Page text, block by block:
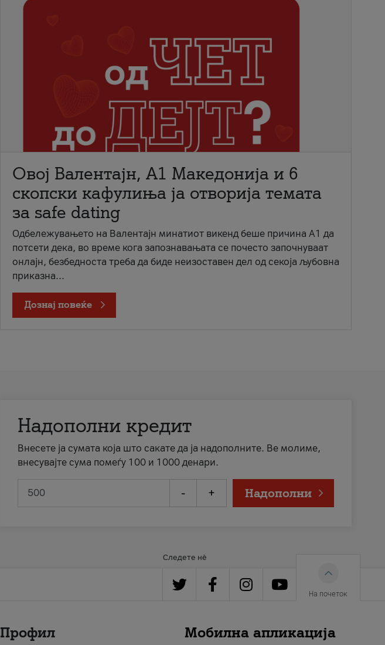
Овој Валентајн, A1 Македонија и 6
скопски кафулиња ја отворија темата
за safe dating
Одбележувањето на Валентајн минатиот викенд беше причина А1 да
потсети дека, во време кога запознавањата се почесто започнуваат
онлајн, безбедноста треба да биде неизоставен дел од секоја љубовна
приказна...
Дознај повеќе
Надополни кредит
Внесете ја сумата која што сакате да ја надополните. Ве молиме,
внесувајте сума помеѓу 100 и 1000 денари.
- + Надополни
Следете нè
На почеток
Профил Мобилна апликација